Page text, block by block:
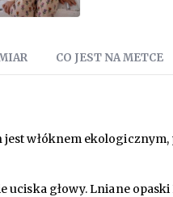
CO JEST NA METCE
włóknem
uciska głowy. Lniane